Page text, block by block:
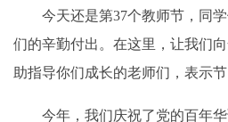
今天还是第37个教师节，同
们的辛勤付出。在这里，让我们
助指导你们成长的老师们，表示
今年，我们庆祝了党的百年